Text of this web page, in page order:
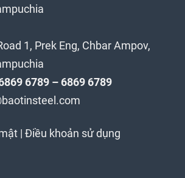
1, Prek Eng, Chbar Ampov,
6789 – 6869 6789
| Điều khoản sử dụng